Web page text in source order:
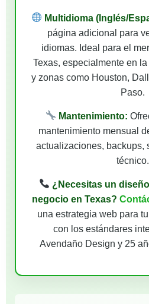
Multidioma (Inglés/
página adicional para
idiomas. Ideal para el
Texas, especialmente en
y zonas como Houston,
Paso.
Mantenimiento:
mantenimiento mensual
actualizaciones, backups,
técnico.
¿Necesitas un
negocio en Texas?
una estrategia web para
con los estándares
Avendaño Design y 25